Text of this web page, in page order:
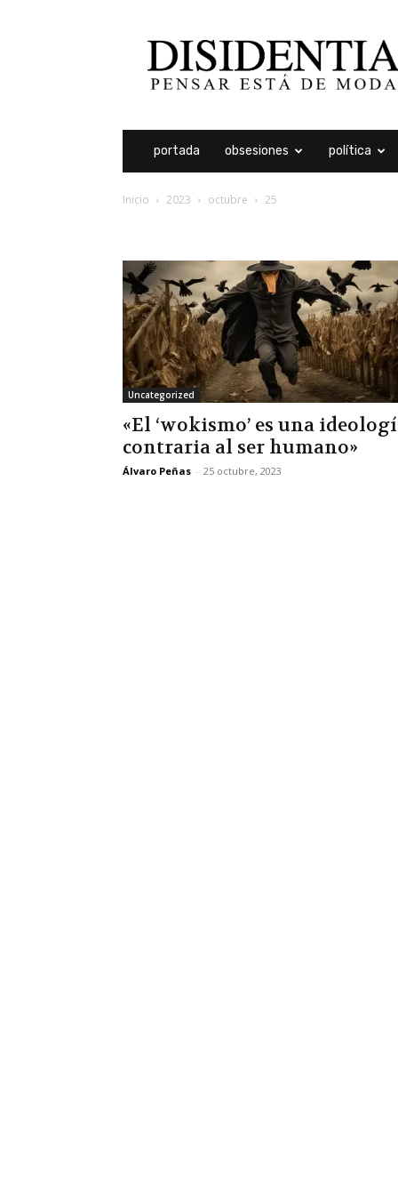
portada obsesiones política
Inicio 2023 octubre 25
Uncategorized
«El ‘wokismo’ es una
contraria al ser humano»
Álvaro Peñas - 25 octubre, 2023